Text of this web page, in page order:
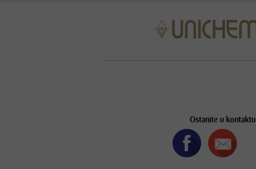
Ostanite u kontaktu